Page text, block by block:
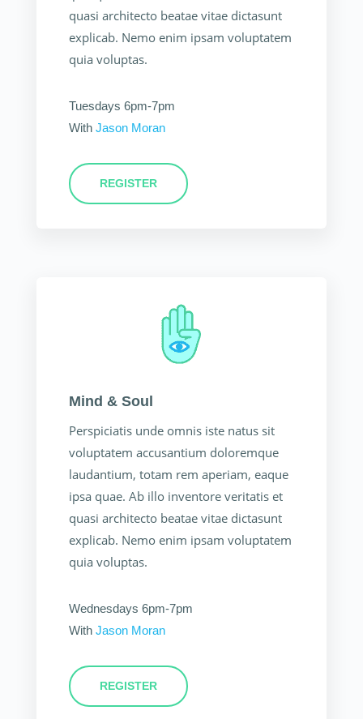
quasi architecto beatae vitae dictasunt
explicab. Nemo enim ipsam voluptatem
quia voluptas.
Tuesdays 6pm-7pm
With Jason Moran
REGISTER
Mind & Soul
Perspiciatis unde omnis iste natus sit
voluptatem accusantium doloremque
laudantium, totam rem aperiam, eaque
ipsa quae. Ab illo inventore veritatis et
quasi architecto beatae vitae dictasunt
explicab. Nemo enim ipsam voluptatem
quia voluptas.
Wednesdays 6pm-7pm
With Jason Moran
REGISTER